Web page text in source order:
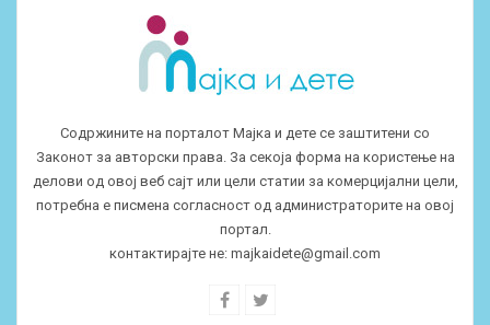
Содржините на порталот Мајка и дете се заштитени со
Законот за авторски права. За секоја форма на користење на
делови од овој веб сајт или цели статии за комерцијални цели,
потребна е писмена согласност од администраторите на овој
портал.
контактирајте не: majkaidete@gmail.com